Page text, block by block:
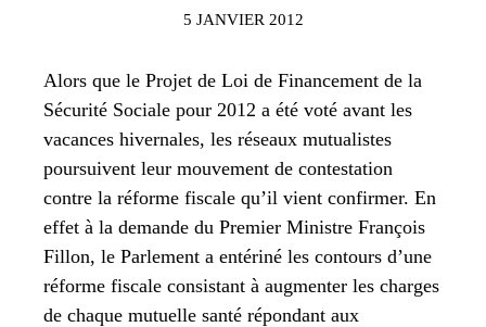
5 JANVIER 2012
Alors que le Projet de Loi de Financement de la
Sécurité Sociale pour 2012 a été voté avant les
vacances hivernales, les réseaux mutualistes
poursuivent leur mouvement de contestation
contre la réforme fiscale qu’il vient confirmer. En
effet à la demande du Premier Ministre François
Fillon, le Parlement a entériné les contours d’une
réforme fiscale consistant à augmenter les charges
de chaque mutuelle santé répondant aux